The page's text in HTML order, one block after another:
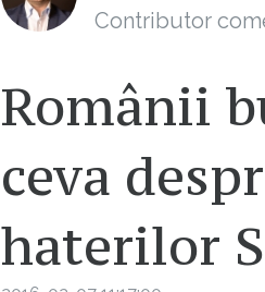
Contributor
Românii
ceva
haterilor